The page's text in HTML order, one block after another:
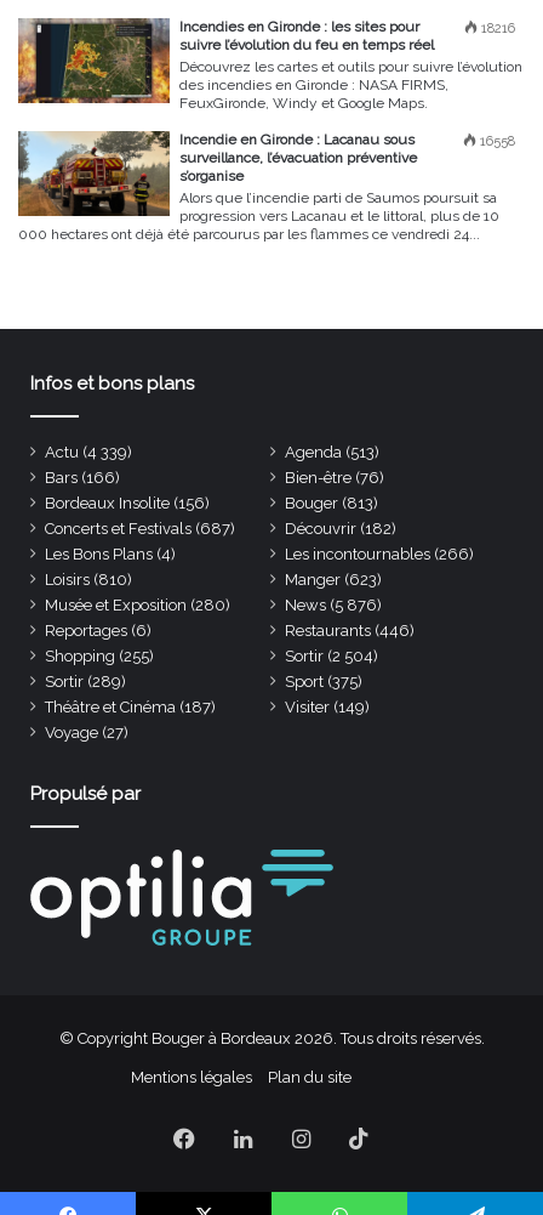
18216
Incendies en Gironde : les sites pour
suivre l’évolution du feu en temps réel
Découvrez les cartes et outils pour suivre l’évolution
des incendies en Gironde : NASA FIRMS,
FeuxGironde, Windy et Google Maps.
16558
Incendie en Gironde : Lacanau sous
surveillance, l’évacuation préventive
s’organise
Alors que l’incendie parti de Saumos poursuit sa
progression vers Lacanau et le littoral, plus de 10
000 hectares ont déjà été parcourus par les flammes ce vendredi 24...
Infos et bons plans
Actu (4 339) Agenda (513)
Bars (166) Bien-être (76)
Bordeaux Insolite (156) Bouger (813)
Concerts et Festivals (687) Découvrir (182)
Les Bons Plans (4) Les incontournables (266)
Loisirs (810) Manger (623)
Musée et Exposition (280) News (5 876)
Reportages (6) Restaurants (446)
Shopping (255) Sortir (2 504)
Sortir (289) Sport (375)
Théâtre et Cinéma (187) Visiter (149)
Voyage (27)
Propulsé par
© Copyright Bouger à Bordeaux 2026. Tous droits réservés.
Mentions légales Plan du site
Facebook
LinkedinInstagram